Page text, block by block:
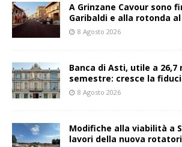
A Grinzane Cavour sono
Garibaldi e alla rotonda al
8 Agosto 2026
Banca di Asti, utile a
semestre: cresce la
8 Agosto 2026
Modifiche alla viabilità a
lavori della nuova